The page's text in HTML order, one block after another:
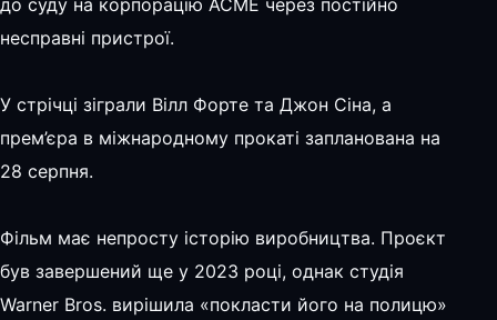
несправні пристрої.
У стрічці зіграли Вілл Форте та Джон Сіна, а
прем’єра в міжнародному прокаті запланована на
28 серпня.
Фільм має непросту історію виробництва. Проєкт
був завершений ще у 2023 році, однак студія
Warner Bros. вирішила «покласти його на полицю»